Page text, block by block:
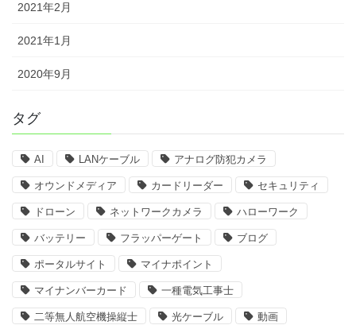
2021年2月
2021年1月
2020年9月
タグ
AI LANケーブル アナログ防犯カメラ
オウンドメディア カードリーダー セキュリティ
ドローン ネットワークカメラ ハローワーク
バッテリー フラッパーゲート ブログ
ポータルサイト マイナポイント
マイナンバーカード 一種電気工事士
二等無人航空機操縦士 光ケーブル 動画